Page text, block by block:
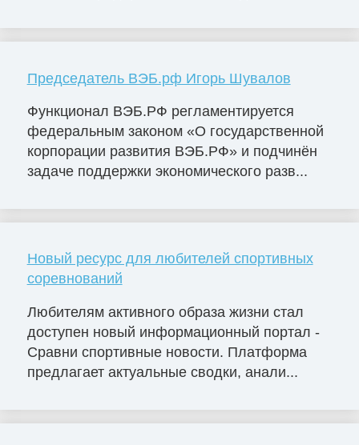
Председатель ВЭБ.рф Игорь Шувалов
Функционал ВЭБ.РФ регламентируется
федеральным законом «О государственной
корпорации развития ВЭБ.РФ» и подчинён
задаче поддержки экономического разв...
Новый ресурс для любителей спортивных
соревнований
Любителям активного образа жизни стал
доступен новый информационный портал -
Сравни спортивные новости. Платформа
предлагает актуальные сводки, анали...